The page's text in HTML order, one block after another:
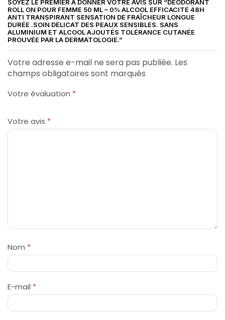
SOYEZ LE PREMIER À DONNER VOTRE AVIS SUR “DÉODORANT
ROLL ON POUR FEMME 50 ML – 0% ALCOOL EFFICACITÉ 48H
ANTI TRANSPIRANT SENSATION DE FRAÎCHEUR LONGUE
DURÉE .SOIN DÉLICAT DES PEAUX SENSIBLES. SANS
ALUMINIUM ET ALCOOL AJOUTÉS TOLÉRANCE CUTANÉE
PROUVÉE PAR LA DERMATOLOGIE.”
Votre adresse e-mail ne sera pas publiée. Les
champs obligatoires sont marqués
Votre évaluation *
Votre avis *
Nom *
E-mail *